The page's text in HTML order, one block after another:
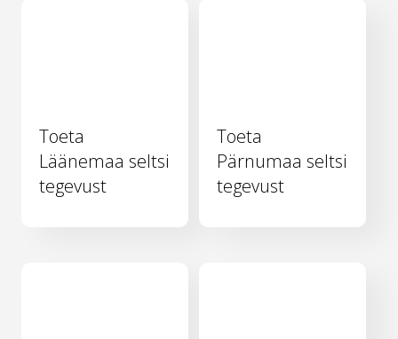
Toeta
Läänemaa seltsi
tegevust
Toeta
Pärnumaa seltsi
tegevust